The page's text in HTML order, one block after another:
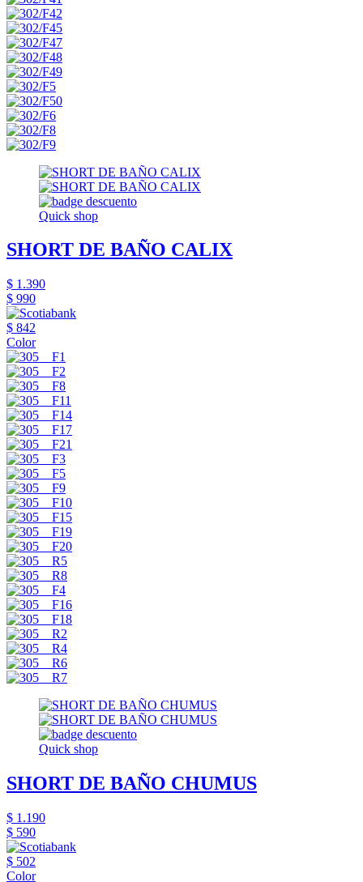
Quick shop
SHORT DE BAÑO CALIX
$ 1.390
$ 990
$ 842
Color
Quick shop
SHORT DE BAÑO CHUMUS
$ 1.190
$ 590
$ 502
Color